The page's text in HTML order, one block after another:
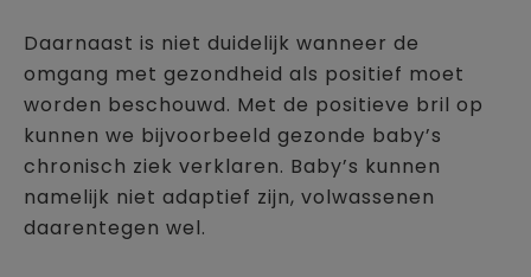
Daarnaast is niet duidelijk wanneer de
omgang met gezondheid als positief moet
worden beschouwd. Met de positieve bril op
kunnen we bijvoorbeeld gezonde baby’s
chronisch ziek verklaren. Baby’s kunnen
namelijk niet adaptief zijn, volwassenen
daarentegen wel.